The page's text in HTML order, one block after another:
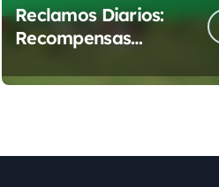
Reclamos Diarios:
Recompensas
de reclamo, Gestión